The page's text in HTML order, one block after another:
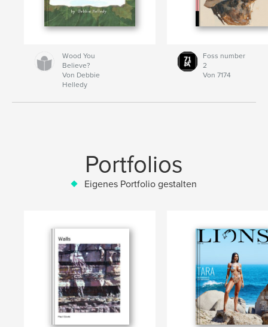
Wood You
Believe?
Von Debbie
Helledy
Foss number
2
Von 7174
Portfolios
Eigenes Portfolio gestalten